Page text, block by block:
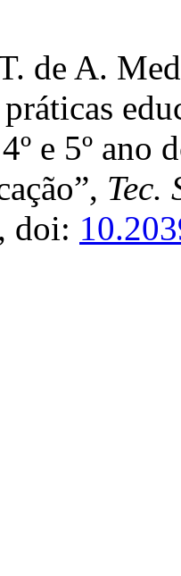
de A.
e 5º ano
Tec.
doi: